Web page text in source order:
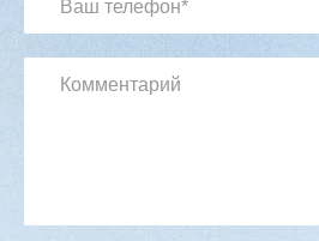
Артикул: 2497
Станок проходного типа